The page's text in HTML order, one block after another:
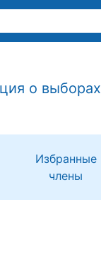
о выборах
Избранные
члены